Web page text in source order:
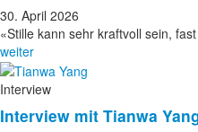
30. April 2026
«Stille kann sehr kraftvoll sein,
weiter
Interview
Interview mit Tianwa